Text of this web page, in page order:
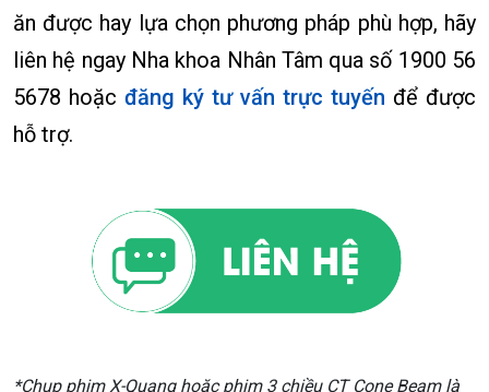
ăn được hay lựa chọn phương pháp phù hợp, hãy
liên hệ ngay Nha khoa Nhân Tâm qua số 1900 56
5678 hoặc đăng ký tư vấn trực tuyến để được
hỗ trợ.
*Chụp phim X-Quang hoặc phim 3 chiều CT Cone Beam là